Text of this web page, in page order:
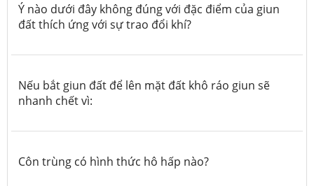
Ý nào dưới đây không đúng với đặc điểm của giun
đất thích ứng với sự trao đổi khí?
Nếu bắt giun đất để lên mặt đất khô ráo giun sẽ
nhanh chết vì:
Côn trùng có hình thức hô hấp nào?